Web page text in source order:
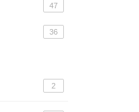
47
36
2